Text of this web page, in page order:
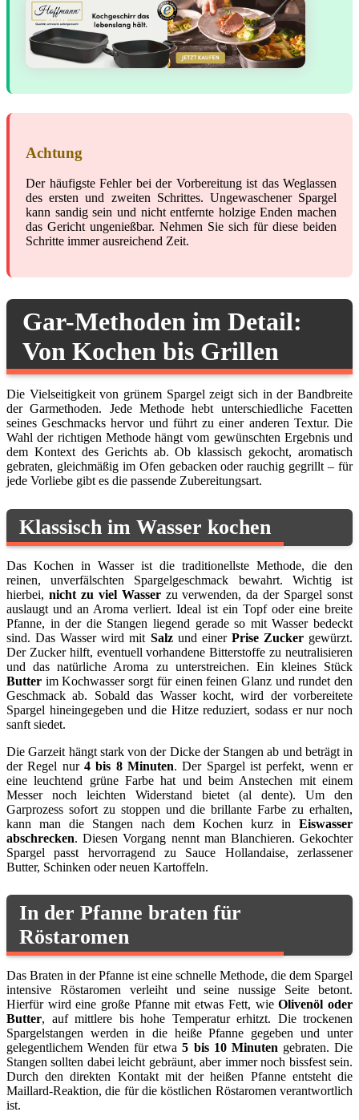
Achtung
Der häufigste Fehler bei der Vorbereitung ist das Weglassen
des ersten und zweiten Schrittes. Ungewaschener Spargel
kann sandig sein und nicht entfernte holzige Enden machen
das Gericht ungenießbar. Nehmen Sie sich für diese beiden
Schritte immer ausreichend Zeit.
Gar-Methoden im Detail:
Von Kochen bis Grillen
Die Vielseitigkeit von grünem Spargel zeigt sich in der Bandbreite
der Garmethoden. Jede Methode hebt unterschiedliche Facetten
seines Geschmacks hervor und führt zu einer anderen Textur. Die
Wahl der richtigen Methode hängt vom gewünschten Ergebnis und
dem Kontext des Gerichts ab. Ob klassisch gekocht, aromatisch
gebraten, gleichmäßig im Ofen gebacken oder rauchig gegrillt – für
jede Vorliebe gibt es die passende Zubereitungsart.
Klassisch im Wasser kochen
Das Kochen in Wasser ist die traditionellste Methode, die den
reinen, unverfälschten Spargelgeschmack bewahrt. Wichtig ist
hierbei, nicht zu viel Wasserzu verwenden, da der Spargel sonst
auslaugt und an Aroma verliert. Ideal ist ein Topf oder eine breite
Pfanne, in der die Stangen liegend gerade so mit Wasser bedeckt
sind. Das Wasser wird mit Salzund einer Prise Zuckergewürzt.
Der Zucker hilft, eventuell vorhandene Bitterstoffe zu neutralisieren
und das natürliche Aroma zu unterstreichen. Ein kleines Stück
Butter im Kochwasser sorgt für einen feinen Glanz und rundet den
Geschmack ab. Sobald das Wasser kocht, wird der vorbereitete
Spargel hineingegeben und die Hitze reduziert, sodass er nur noch
sanft siedet.
Die Garzeit hängt stark von der Dicke der Stangen ab und beträgt in
der Regel nur 4 bis 8 Minuten. Der Spargel ist perfekt, wenn er
eine leuchtend grüne Farbe hat und beim Anstechen mit einem
Messer noch leichten Widerstand bietet (al dente). Um den
Garprozess sofort zu stoppen und die brillante Farbe zu erhalten,
kann man die Stangen nach dem Kochen kurz in Eiswasser
abschrecken. Diesen Vorgang nennt man Blanchieren. Gekochter
Spargel passt hervorragend zu Sauce Hollandaise, zerlassener
Butter, Schinken oder neuen Kartoffeln.
In der Pfanne braten für
Röstaromen
Das Braten in der Pfanne ist eine schnelle Methode, die dem Spargel
intensive Röstaromen verleiht und seine nussige Seite betont.
Hierfür wird eine große Pfanne mit etwas Fett, wieOlivenöl oder
Butter, auf mittlere bis hohe Temperatur erhitzt. Die trockenen
Spargelstangen werden in die heiße Pfanne gegeben und unter
gelegentlichem Wenden für etwa5 bis 10 Minuten gebraten. Die
Stangen sollten dabei leicht gebräunt, aber immer noch bissfest sein.
Durch den direkten Kontakt mit der heißen Pfanne entsteht die
Maillard-Reaktion, die für die köstlichen Röstaromen verantwortlich
ist.